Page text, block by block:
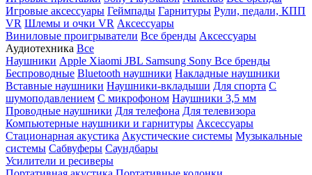
Игровые аксессуары Геймпады Гарнитуры Рули, педали, КПП
VR Шлемы и очки VR Аксессуары
Виниловые проигрыватели Все бренды Аксессуары
Аудиотехника Все
Наушники Apple Xiaomi JBL Samsung Sony Все бренды
Беспроводные Bluetooth наушники Накладные наушники
Вставные наушники Наушники-вкладыши Для спорта С
шумоподавлением С микрофоном Наушники 3,5 мм
Проводные наушники Для телефона Для телевизора
Компьютерные наушники и гарнитуры Аксессуары
Стационарная акустика Акустические системы Музыкальные
системы Сабвуферы Саундбары
Усилители и ресиверы